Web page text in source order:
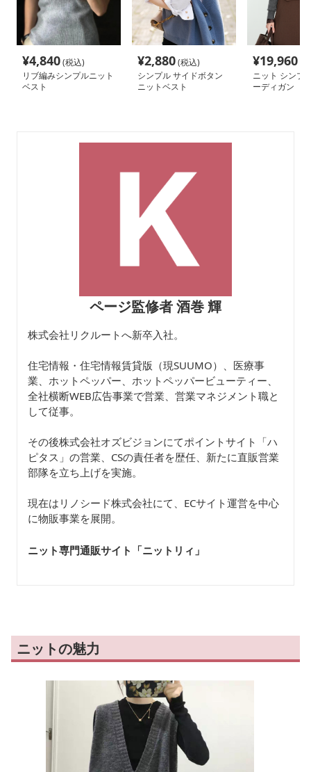
¥4,840(税込)
リブ編みシンプルニット
ベスト
¥2,880(税込)
シンプル サイドボタン
ニットベスト
¥19,960
ニット シンプ
ーディガン
ページ監修者 酒巻 輝
株式会社リクルートへ新卒入社。
住宅情報・住宅情報賃貸版（現SUUMO）、医療事
業、ホットペッパー、ホットペッパービューティー、
全社横断WEB広告事業で営業、営業マネジメント職と
して従事。
その後株式会社オズビジョンにてポイントサイト「ハ
ピタス」の営業、CSの責任者を歴任、新たに直販営業
部隊を立ち上げを実施。
現在はリノシード株式会社にて、ECサイト運営を中心
に物販事業を展開。
ニット専門通販サイト「ニットリィ 」
ニットの魅力